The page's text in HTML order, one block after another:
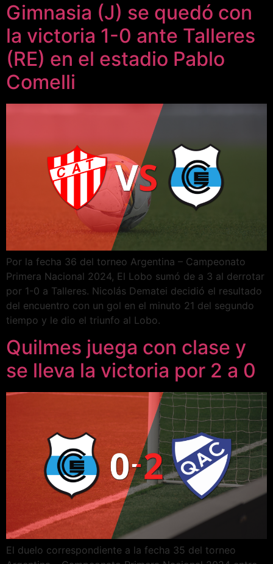
Gimnasia (J) se quedó con
la victoria 1-0 ante Talleres
(RE) en el estadio Pablo
Comelli
Por la fecha 36 del torneo Argentina – Campeonato
Primera Nacional 2024, El Lobo sumó de a 3 al derrotar
por 1-0 a Talleres. Nicolás Dematei decidió el resultado
del encuentro con un gol en el minuto 21 del segundo
tiempo y le dio el triunfo al Lobo.
Quilmes juega con clase y
se lleva la victoria por 2 a 0
El duelo correspondiente a la fecha 35 del torneo